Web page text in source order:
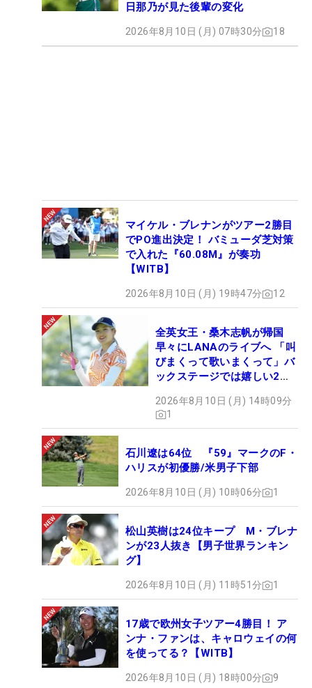
日那乃が見た後輩の変化
2026年8月10日 (月) 07時30分 18
マイケル・ブレナンがツアー2勝目
でPO進出決定！ バミューダ芝対策
で入れた『60.08M』が奏功
【WITB】
2026年8月10日 (月) 19時47分 12
全英女王・桑木志帆が帰国
早々にLANAのライブへ 「叫
びまくって歌いまくって」バ
ックステージでは嬉しい2シ
2026年8月10日 (月) 14時09分
1
石川遼は64位 『59』マークのF・
ハリスが初優勝/米男子下部
2026年8月10日 (月) 10時06分 1
松山英樹は24位キープ M・ブレナ
ンが23人抜き【男子世界ランキン
グ】
2026年8月10日 (月) 11時51分 1
17歳で欧州女子ツアー4勝目！ ア
ンナ・ファンは、キャロウェイの何
を使ってる？【WITB】
2026年8月10日 (月) 18時00分 9